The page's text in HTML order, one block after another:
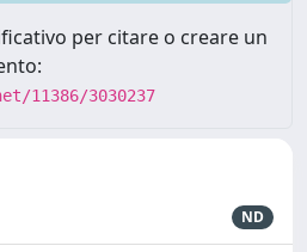
per citare o creare un
11386/3030237
ND